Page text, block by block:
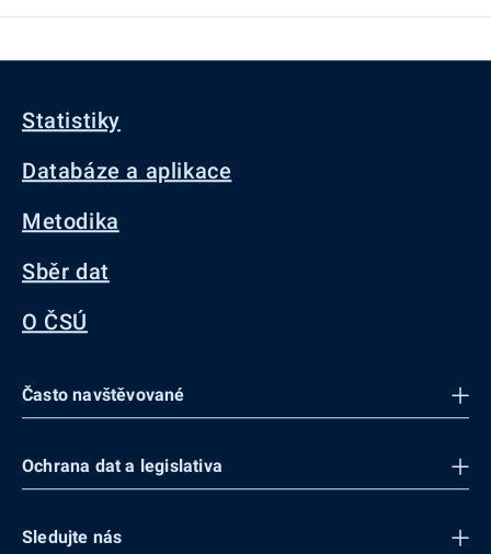
Statistiky
Databáze a aplikace
Metodika
Sběr dat
O ČSÚ
Často navštěvované
Ochrana dat a legislativa
Sledujte nás